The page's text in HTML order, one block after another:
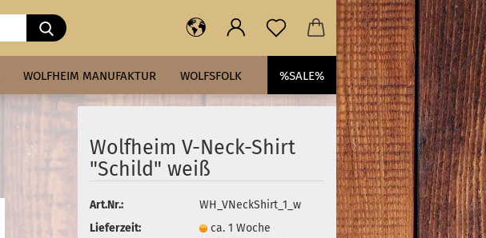
Suche...
WOLFHEIM MANUFAKTUR WOLFSFOLK %SALE%
Wolfheim V-Neck-Shirt
"Schild" weiß
Art.Nr.:
WH_VNeckShirt_1_w
Lieferzeit:
ca. 1 Woche